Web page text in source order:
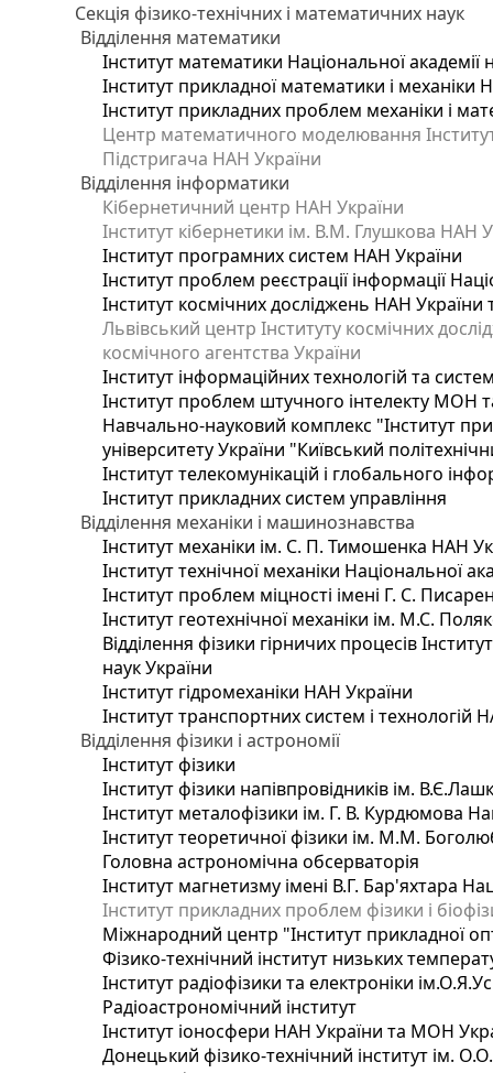
Секція фізико-технічних і математичних наук
Відділення математики
Інститут математики Національної академії
Інститут прикладної математики і механіки
Інститут прикладних проблем механіки і
Центр математичного моделювання
Підстригача НАН України
Відділення інформатики
Кібернетичний центр НАН України
Інститут кібернетики ім. В.М. Глушкова НАН
Інститут програмних систем НАН України
Інститут проблем реєстрації інформації
Інститут космічних досліджень НАН України
Львівський центр Інституту космічних
космічного агентства України
Інститут інформаційних технологій та
Інститут проблем штучного інтелекту МОН
Навчально-науковий комплекс "Інститут
університету України "Київський
Інститут телекомунікацій і глобального
Інститут прикладних систем управління
Відділення механіки і машинознавства
Інститут механіки ім. С. П. Тимошенка НАН
Інститут технічної механіки Національної
Інститут проблем міцності імені Г. С.
Інститут геотехнічної механіки ім. М.С.
Відділення фізики гірничих процесів
наук України
Інститут гідромеханіки НАН України
Інститут транспортних систем і технологій
Відділення фізики і астрономії
Інститут фізики
Інститут фізики напівпровідників ім.
Інститут металофізики ім. Г. В. Курдюмова
Інститут теоретичної фізики ім. М.М.
Головна астрономічна обсерваторія
Інститут магнетизму імені В.Г. Бар'яхтара
Інститут прикладних проблем фізики і
Міжнародний центр "Інститут прикладної
Фізико-технічний інститут низьких
Інститут радіофізики та електроніки
Радіоастрономічний інститут
Інститут іоносфери НАН України та МОН
Донецький фізико-технічний інститут ім.